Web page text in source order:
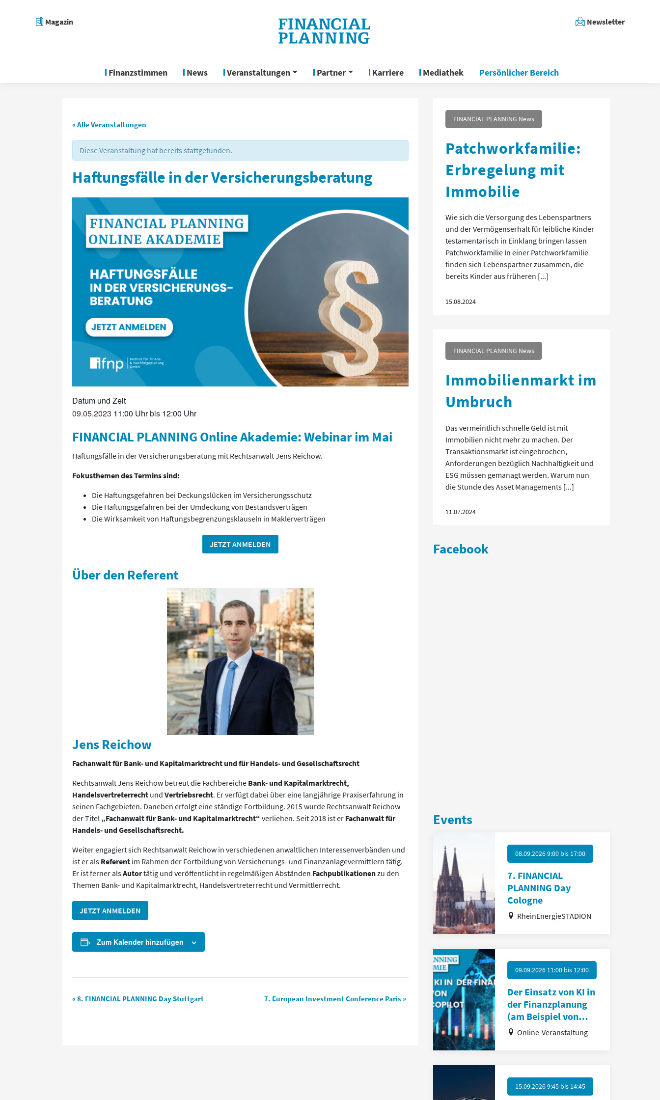
Magazin Newsletter
Finanzstimmen News Veranstaltungen Partner Karriere Mediathek Persönlicher Bereich
« Alle Veranstaltungen
Diese Veranstaltung hat bereits stattgefunden.
Haftungsfälle in der Versicherungsberatung
09.05.2023 11:00 bis 12:00
FINANCIAL PLANNING Online Akademie: Webinar im Mai
Haftungsfälle in der Versicherungsberatung mit Rechtsanwalt Jens Reichow.
Fokusthemen des Termins sind:
Die Haftungsgefahren bei Deckungslücken im Versicherungsschutz
Die Haftungsgefahren bei der Umdeckung von Bestandsverträgen
Die Wirksamkeit von Haftungsbegrenzungsklauseln in Maklerverträgen
JETZT ANMELDEN
Über den Referent
Jens Reichow
Fachanwalt für Bank- und Kapitalmarktrecht und für Handels- und Gesellschaftsrecht
Rechtsanwalt Jens Reichow betreut die Fachbereiche Bank- und Kapitalmarktrecht,
Handelsvertreterrecht und Vertriebsrecht. Er verfügt dabei über eine langjährige Praxiserfahrung in
seinen Fachgebieten. Daneben erfolgt eine ständige Fortbildung. 2015 wurde Rechtsanwalt Reichow
der Titel „Fachanwalt für Bank- und Kapitalmarktrecht“ verliehen. Seit 2018 ist er Fachanwalt für
Handels- und Gesellschaftsrecht.
Weiter engagiert sich Rechtsanwalt Reichow in verschiedenen anwaltlichen Interessenverbänden und
ist er als Referent im Rahmen der Fortbildung von Versicherungs- und Finanzanlagevermittlern tätig.
Er ist ferner alsAutortätig und veröffentlicht in regelmäßigen Abständen Fachpublikationenzu den
Themen Bank- und Kapitalmarktrecht, Handelsvertreterrecht und Vermittlerrecht.
JETZT ANMELDEN
Zum Kalender hinzufügen
Veranstaltung-
«8. FINANCIAL PLANNING Day Stuttgart 7. European Investment Conference Paris »
FINANCIAL PLANNING News
Patchworkfamilie:
Erbregelung mit
Immobilie
Wie sich die Versorgung des Lebenspartners
und der Vermögenserhalt für leibliche Kinder
testamentarisch in Einklang bringen lassen
Patchworkfamilie In einer Patchworkfamilie
finden sich Lebenspartner zusammen, die
bereits Kinder aus früheren [...]
15.08.2024
FINANCIAL PLANNING News
Immobilienmarkt im
Umbruch
Das vermeintlich schnelle Geld ist mit
Immobilien nicht mehr zu machen. Der
Transaktionsmarkt ist eingebrochen,
Anforderungen bezüglich Nachhaltigkeit und
ESG müssen gemanagt werden. Warum nun
die Stunde des Asset Managements [...]
11.07.2024
Facebook
Events
08.09.2026 9:00 bis 17:00
7. FINANCIAL
PLANNING Day
Cologne
RheinEnergieSTADION
09.09.2026 11:00 bis 12:00
Der Einsatz von KI in
der Finanzplanung
(am Beispiel von
Copilot)
Online-Veranstaltung
15.09.2026 9:45 bis 14:45